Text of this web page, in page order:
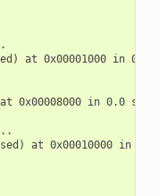
at 0x00001000 in
at 0x00008000 in 0.0
at 0x00010000